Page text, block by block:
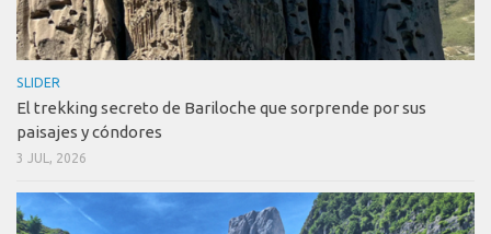
SLIDER
El trekking secreto de Bariloche que sorprende por sus
paisajes y cóndores
3 JUL, 2026